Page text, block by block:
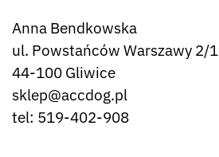
Anna Bendkowska
ul. Powstańców Warszawy 2/1
44-100 Gliwice
sklep@accdog.pl
tel: 519-402-908